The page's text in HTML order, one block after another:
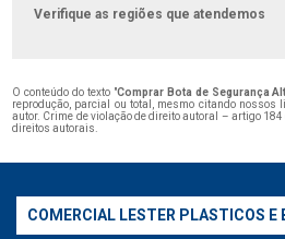
Verifique as regiões que atendemos
O conteúdo do texto "Comprar Bota de Segurança
reprodução, parcial ou total, mesmo citando
autor. Crime de violação de direito autoral – artigo 184
direitos autorais
COMERCIAL LESTER PLASTICOS E